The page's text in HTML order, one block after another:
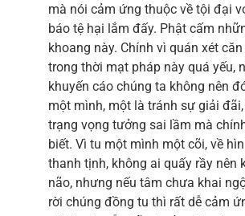
mà nói cảm ứng thuộc về tội đại
báo tệ hại lắm đấy. Phật cấm
khoang này. Chính vì quán xét
trong thời mạt pháp này quá yếu,
khuyến cáo chúng ta không nên
một mình, một là tránh sự giải
trạng vọng tưởng sai lầm mà
biết. Vì tu một mình một cõi, về
thanh tịnh, không ai quấy rầy nên
não, nhưng nếu tâm chưa khai
rời chúng đồng tu thì rất dễ cảm